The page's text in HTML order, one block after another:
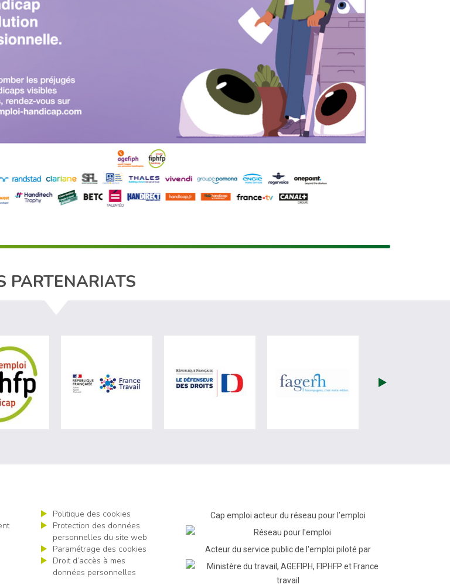
PARTENARIATS
fenêtre)(nouvelle fenêtre)
visiter les site de Fiphfp (nouvelle fenêtre)visiter les site de France Travail (nouvelle fenêtre)visiter les site de Défenseur des droits (nouvelle
visiter les site de Fagerh
Politique des cookies
Protection des données
personnelles du site web
Paramétrage des cookies
Droit d’accès à mes
données personnelles
Cap emploi acteur du réseau pour l’emploi
Acteur du service public de l'emploi piloté par